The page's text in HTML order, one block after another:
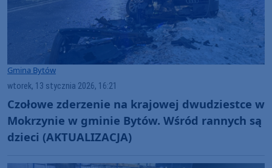
Gmina Bytów
wtorek, 13 stycznia 2026, 16:21
Czołowe zderzenie na krajowej dwudziestce w
Mokrzynie w gminie Bytów. Wśród rannych są
dzieci (AKTUALIZACJA)